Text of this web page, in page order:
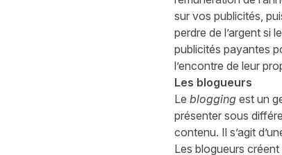
sur vos publicités,
perdre de l’argent si
publicités payantes
l’encontre de leur
Les blogueurs
Le bloggingest un
présenter sous
contenu. Il s’agit
Les blogueurs